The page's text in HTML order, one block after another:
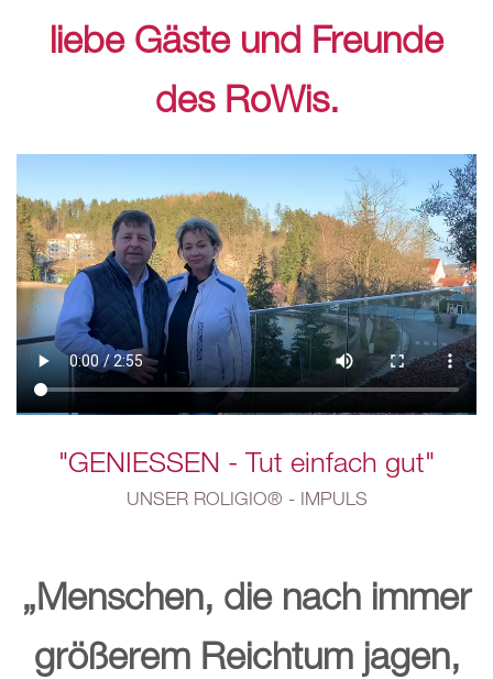
liebe Gäste und Freunde
des RoWis.
"GENIESSEN - Tut einfach gut"
UNSER ROLIGIO® - IMPULS
„Menschen, die nach immer
größerem Reichtum jagen,